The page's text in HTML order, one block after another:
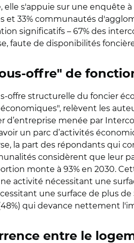
elle s'appuie sur une enquête
et 33% communautés
significatifs – 67% des
faute de disponibilités
offre" de
offre structurelle du foncier
économiques", relèvent les
d’entreprise menée par
un parc d’activités
la part des répondants qui
considèrent que leur
monte à 93% en 2030.
activité nécessitant une
une surface de plus
qui devance nettement
entre le